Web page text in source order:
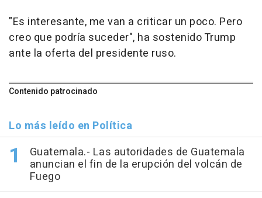
"Es interesante, me van a criticar un poco. Pero
creo que podría suceder", ha sostenido Trump
ante la oferta del presidente ruso.
Contenido patrocinado
Lo más leído en Política
Guatemala.- Las autoridades de Guatemala
anuncian el fin de la erupción del volcán de
Fuego